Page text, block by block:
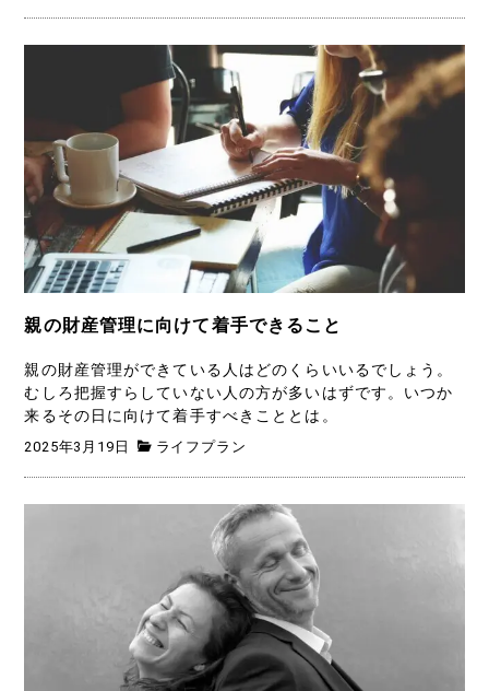
親の財産管理に向けて着手できること
親の財産管理ができている人はどのくらいいるでしょう。
むしろ把握すらしていない人の方が多いはずです。いつか
来るその日に向けて着手すべきこととは。
2025年3月19日 ライフプラン